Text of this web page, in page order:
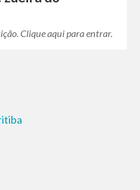
Clique aqui para entrar.